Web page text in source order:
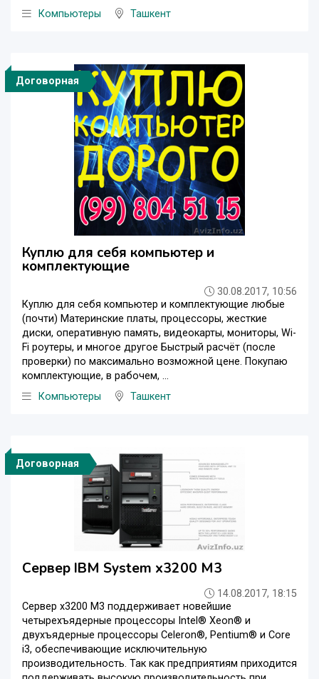
Компьютеры
Ташкент
Договорная
Куплю для себя компьютер и
комплектующие
30.08.2017, 10:56
Куплю для себя компьютер и комплектующие любые
(почти) Материнские платы, процессоры, жесткие
диски, оперативную память, видеокарты, мониторы, Wi-
Fi роутеры, и многое другое Быстрый расчёт (после
проверки) по максимально возможной цене. Покупаю
комплектующие, в рабочем, ...
Компьютеры
Ташкент
Договорная
Сервер IBM System x3200 M3
14.08.2017, 18:15
Сервер x3200 M3 поддерживает новейшие
четырехъядерные процессоры Intel® Xeon® и
двухъядерные процессоры Celeron®, Pentium® и Core
i3, обеспечивающие исключительную
производительность. Так как предприятиям приходится